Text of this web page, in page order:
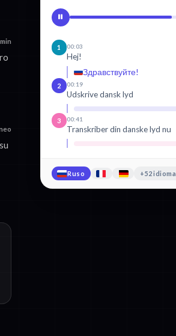
1 00:03
Hej!
Здравствуйте!
2 00:19
Udskrive dansk lyd
3 00:41
Transkriber din danske lyd nu
Ruso +52